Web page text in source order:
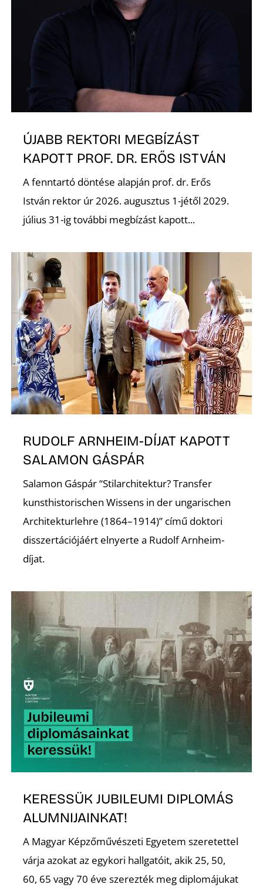
ÚJABB REKTORI MEGBÍZÁST
KAPOTT PROF. DR. ERŐS ISTVÁN
A fenntartó döntése alapján prof. dr. Erős
István rektor úr 2026. augusztus 1-jétől 2029.
július 31-ig további megbízást kapott...
RUDOLF ARNHEIM-DÍJAT KAPOTT
SALAMON GÁSPÁR
Salamon Gáspár “Stilarchitektur? Transfer
kunsthistorischen Wissens in der ungarischen
Architekturlehre (1864–1914)” című doktori
disszertációjáért elnyerte a Rudolf Arnheim-
díjat.
KERESSÜK JUBILEUMI DIPLOMÁS
ALUMNIJAINKAT!
A Magyar Képzőművészeti Egyetem szeretettel
várja azokat az egykori hallgatóit, akik 25, 50,
60, 65 vagy 70 éve szerezték meg diplomájukat